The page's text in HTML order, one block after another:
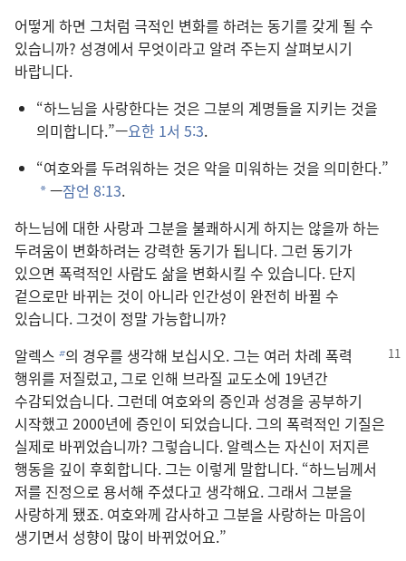
어떻게 하면 그처럼 극적인 변화를 하려는 동기를 갖게 될 수
있습니까? 성경에서 무엇이라고 알려 주는지 살펴보시기
바랍니다.
“하느님을 사랑한다는 것은 그분의 계명들을 지키는 것을
의미합니다.”—요한 1서 5:3.
“여호와를 두려워하는 것은 악을 미워하는 것을 의미한다.”
a—잠언 8:13.
하느님에 대한 사랑과 그분을 불쾌하시게 하지는 않을까 하는
두려움이 변화하려는 강력한 동기가 됩니다. 그런 동기가
있으면 폭력적인 사람도 삶을 변화시킬 수 있습니다. 단지
겉으로만 바뀌는 것이 아니라 인간성이 완전히 바뀔 수
있습니다. 그것이 정말 가능합니까?
알렉스 b의 경우를 생각해 보십시오. 그는 여러 차례 폭력
행위를 저질렀고, 그로 인해 브라질 교도소에 19년간
수감되었습니다. 그런데 여호와의 증인과 성경을 공부하기
시작했고 2000년에 증인이 되었습니다. 그의 폭력적인 기질은
실제로 바뀌었습니까? 그렇습니다. 알렉스는 자신이 저지른
행동을 깊이 후회합니다. 그는 이렇게 말합니다. “하느님께서
저를 진정으로 용서해 주셨다고 생각해요. 그래서 그분을
사랑하게 됐죠. 여호와께 감사하고 그분을 사랑하는 마음이
생기면서 성향이 많이 바뀌었어요.”